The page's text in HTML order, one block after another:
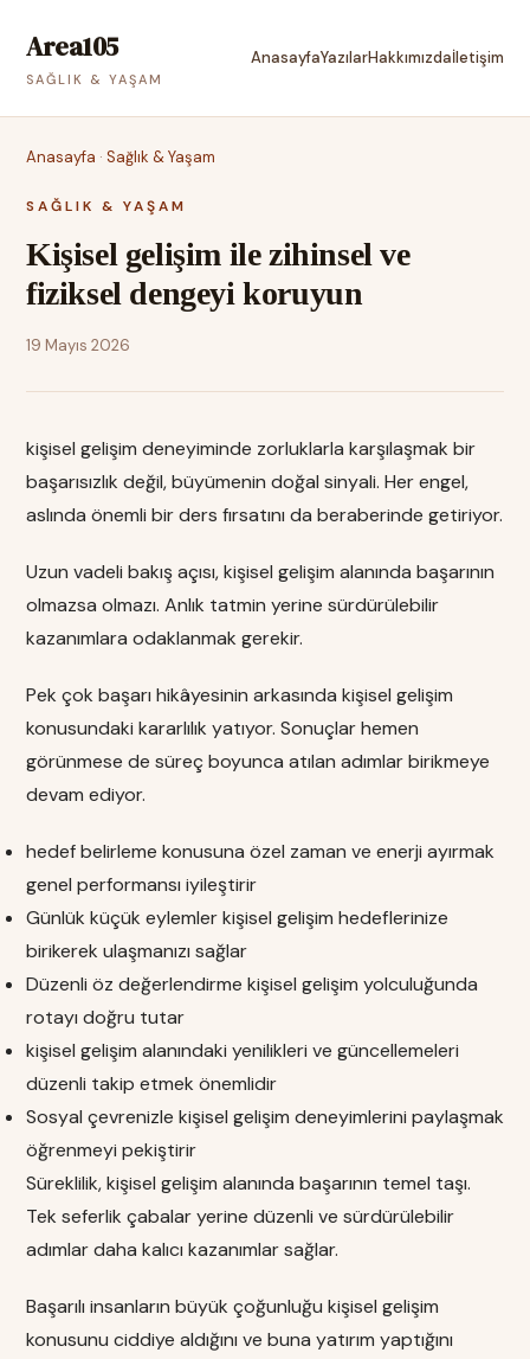
Area105
SAĞLIK & YAŞAM
AnasayfaYazılarHakkımızdaİletişim
Anasayfa · Sağlık & Yaşam
SAĞLIK & YAŞAM
Kişisel gelişim ile zihinsel ve
fiziksel dengeyi koruyun
19 Mayıs 2026
kişisel gelişim deneyiminde zorluklarla karşılaşmak bir
başarısızlık değil, büyümenin doğal sinyali. Her engel,
aslında önemli bir ders fırsatını da beraberinde getiriyor.
Uzun vadeli bakış açısı, kişisel gelişim alanında başarının
olmazsa olmazı. Anlık tatmin yerine sürdürülebilir
kazanımlara odaklanmak gerekir.
Pek çok başarı hikâyesinin arkasında kişisel gelişim
konusundaki kararlılık yatıyor. Sonuçlar hemen
görünmese de süreç boyunca atılan adımlar birikmeye
devam ediyor.
hedef belirleme konusuna özel zaman ve enerji ayırmak
genel performansı iyileştirir
Günlük küçük eylemler kişisel gelişim hedeflerinize
birikerek ulaşmanızı sağlar
Düzenli öz değerlendirme kişisel gelişim yolculuğunda
rotayı doğru tutar
kişisel gelişim alanındaki yenilikleri ve güncellemeleri
düzenli takip etmek önemlidir
Sosyal çevrenizle kişisel gelişim deneyimlerini paylaşmak
öğrenmeyi pekiştirir
Süreklilik, kişisel gelişim alanında başarının temel taşı.
Tek seferlik çabalar yerine düzenli ve sürdürülebilir
adımlar daha kalıcı kazanımlar sağlar.
Başarılı insanların büyük çoğunluğu kişisel gelişim
konusunu ciddiye aldığını ve buna yatırım yaptığını